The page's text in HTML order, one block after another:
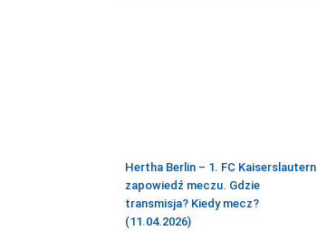
Hertha Berlin – 1. FC Kaiserslautern
zapowiedź meczu. Gdzie
transmisja? Kiedy mecz?
(11.04.2026)